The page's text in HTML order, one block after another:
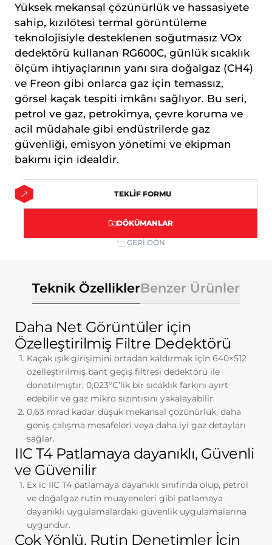
Petrokimya
Kok ve Çelik Endüstrisi
Kağıt Endustrisi
Adhesion (yapışma testleri)
Fırın sıcaklık Profil cihazları
Beton Nem Takip Sistemleri
Enspeksiyon Kitleri
Smartlink
Air Leak Test
Yüksek mekansal çözünürlük ve hassasiyete
sahip, kızılötesi termal görüntüleme
teknolojisiyle desteklenen soğutmasız VOx
dedektörü kullanan RG600C, günlük sıcaklık
ölçüm ihtiyaçlarının yanı sıra doğalgaz (CH4)
ve Freon gibi onlarca gaz için temassız,
görsel kaçak tespiti imkânı sağlıyor. Bu seri,
petrol ve gaz, petrokimya, çevre koruma ve
acil müdahale gibi endüstrilerde gaz
güvenliği, emisyon yönetimi ve ekipman
bakımı için idealdir.
TEKLİF FORMU
DÖKÜMANLAR
GERİ DÖN
Teknik ÖzelliklerBenzer Ürünler
Daha Net Görüntüler için
Özelleştirilmiş Filtre Dedektörü
Kaçak ışık girişimini ortadan kaldırmak için 640×512
özelleştirilmiş bant geçiş filtresi dedektörü ile
donatılmıştır; 0,023°C’lik bir sıcaklık farkını ayırt
edebilir ve gaz mikro sızıntısını yakalayabilir.
0,63 mrad kadar düşük mekansal çözünürlük, daha
geniş çalışma mesafeleri veya daha iyi gaz detayları
sağlar.
IIC T4 Patlamaya dayanıklı, Güvenli
ve Güvenilir
Ex ic IIC T4 patlamaya dayanıklı sınıfında olup, petrol
ve doğalgaz rutin muayeneleri gibi patlamaya
dayanıklı uygulamalardaki güvenlik uygulamalarına
uygundur.
Çok Yönlü, Rutin Denetimler İçin
ilişkin veriler toplanmaktadır. Bu veriler,
eriştiğiniz sayfalar, incelediğiniz hizmet ve
ürünler, tercih ettiğiniz dil seçeneği ve
diğer tercihlerinize dair bilgileri
kapsamaktadır.
2. ÇEREZ NEDİR ve KULLANIM
AMAÇLARI NELERDİR?
Çerezler, ziyaret ettiğiniz internet siteleri
tarafından tarayıcılar aracılığıyla cihazınıza
veya ağ sunucusuna depolanan küçük
metin dosyalarıdır. Sitede tercih ettiğiniz
dil ve diğer ayarları içeren bu küçük metin
dosyaları, siteye bir sonraki ziyaretinizde
tercihlerinizin hatırlanmasına ve sitedeki
deneyiminizi iyileştirmek için
hizmetlerimizde geliştirmeler yapmamıza
yardımcı olur. Böylece bir sonraki
bir kullanım deneyimi yaşayabilirsiniz.
İnternet sitesinin işlevselliğini ve
performansını arttırmak yoluyla sizlere
İnternet Sitesini iyileştirmek ve İnternet
Sitesi üzerinden yeni özellikler sunmak
ve sunulan özellikleri sizlerin
tercihlerine göre kişiselleştirmek;
İnternet Sitesinin, sizin ve Kurum’un
hukuki ve ticari güvenliğinin teminini
sağlamak, Site üzerinden sahte
işlemlerin gerçekleştirilmesini önlemek;
5651 sayılı Internet Ortamında Yapılan
Yayınların Düzenlenmesi ve Bu Yayınlar
Yoluyla İşlenen Suçlarla Mücadele
Edilmesi Hakkında Kanun ve Internet
Ortamında Yapılan Yayınların
Düzenlenmesine Dair Usul ve Esaslar
Hakkında Yönetmelik’ten
kaynaklananlar başta olmak üzere,
kanuni ve sözleşmesel yükümlülüklerini